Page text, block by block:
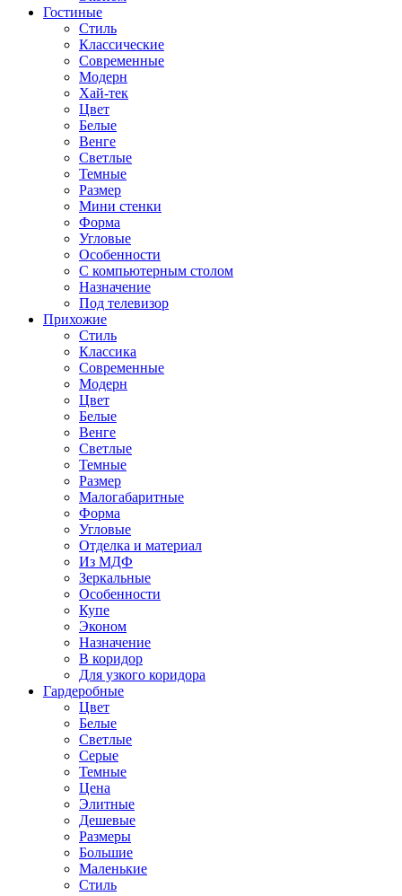
Гостиные
Стиль
Классические
Современные
Модерн
Хай-тек
Цвет
Белые
Венге
Светлые
Темные
Размер
Мини стенки
Форма
Угловые
Особенности
С компьютерным столом
Назначение
Под телевизор
Прихожие
Стиль
Классика
Современные
Модерн
Цвет
Белые
Венге
Светлые
Темные
Размер
Малогабаритные
Форма
Угловые
Отделка и материал
Из МДФ
Зеркальные
Особенности
Купе
Эконом
Назначение
В коридор
Для узкого коридора
Гардеробные
Цвет
Белые
Светлые
Серые
Темные
Цена
Элитные
Дешевые
Размеры
Большие
Маленькие
Стиль